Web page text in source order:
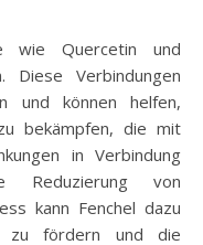
wie Quercetin und
Diese Verbindungen
und können helfen,
bekämpfen, die mit
in Verbindung
Reduzierung von
kann Fenchel dazu
zu fördern und die